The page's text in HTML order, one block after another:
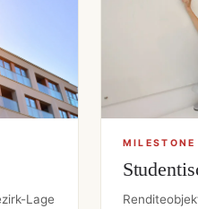
Lage
MILESTONE